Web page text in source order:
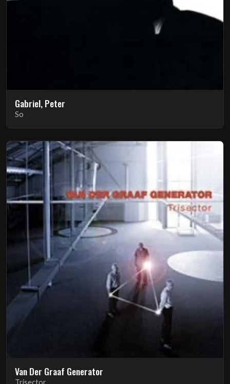
Gabriel, Peter
So
Van Der Graaf Generator
Trisector